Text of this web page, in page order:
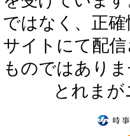
ではなく、正
サイトにて配
ものではありま
とれま